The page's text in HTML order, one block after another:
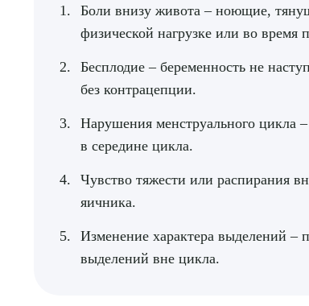
Боли внизу живота – ноющие,
физической нагрузке или во время
Бесплодие – беременность не
без контрацепции.
Нарушения менструального цикла
в середине цикла.
Чувство тяжести или распирания
яичника.
Изменение характера выделений –
выделений вне цикла.